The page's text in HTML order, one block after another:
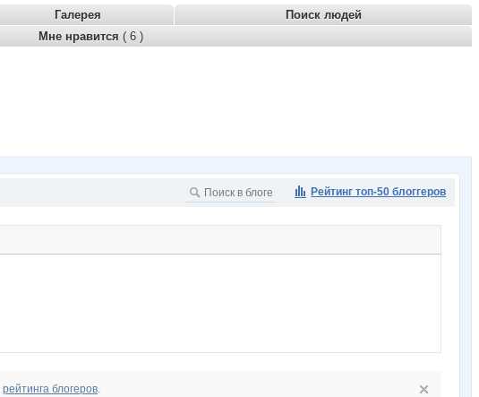
Галерея
Поиск людей
Мне нравится ( 6 )
Рейтинг топ-50 блоггеров
рейтинга блогеров.